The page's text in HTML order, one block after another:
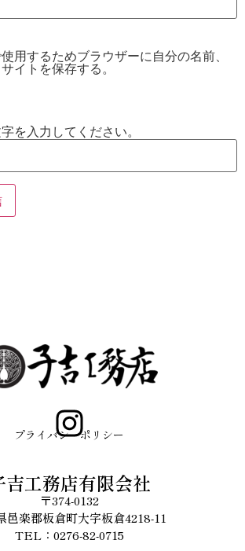
用するためブラウザーに自分の名前、
イトを保存する。
を入力してください。
プライバシーポリシー
吉工務店有限会社
〒374-0132
邑楽郡板倉町大字板倉4218-11
TEL：0276-82-0715